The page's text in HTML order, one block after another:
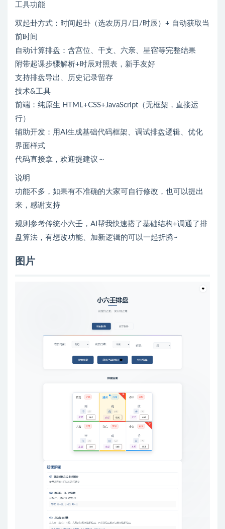
工具功能
双起卦方式：时间起卦（选农历月/日/时辰）+ 自动获取当
前时间
自动计算排盘：含宫位、干支、六亲、星宿等完整结果
附带起课步骤解析+时辰对照表，新手友好
支持排盘导出、历史记录留存
技术&工具
前端：纯原生 HTML+CSS+JavaScript（无框架，直接运
行）
辅助开发：用AI生成基础代码框架、调试排盘逻辑、优化
界面样式
代码直接拿，欢迎提建议～
说明
功能不多，如果有不准确的大家可自行修改，也可以提出
来，感谢支持
规则参考传统小六壬，AI帮我快速搭了基础结构+调通了排
盘算法，有想改功能、加新逻辑的可以一起折腾~
图片